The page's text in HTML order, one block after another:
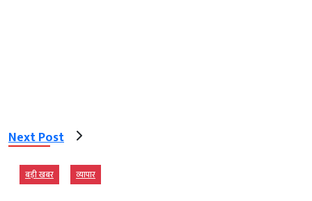
Next Post
बड़ी खबर व्‍यापार